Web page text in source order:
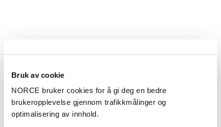
Bruk av cookie
NORCE bruker cookies for å gi deg en bedre
brukeropplevelse gjennom trafikkmålinger og
optimalisering av innhold.
EUs vanndirektiv
På europeisk nivå er det satt i gang en rekke tiltak for
å bevare økosystemet, blant annet gjennom et eget
rammedirektiv for vann, hvor medlemslandene har